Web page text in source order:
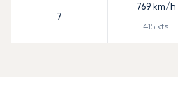
7
769km/h
415 kts